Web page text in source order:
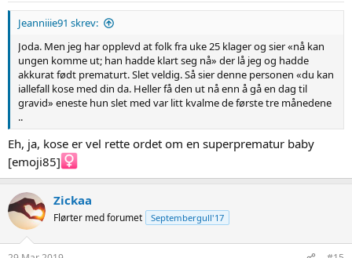
Jeanniiie91 skrev:
Joda. Men jeg har opplevd at folk fra uke 25 klager og sier «nå kan
ungen komme ut; han hadde klart seg nå» der lå jeg og hadde
akkurat født prematurt. Slet veldig. Så sier denne personen «du kan
iallefall kose med din da. Heller få den ut nå enn å gå en dag til
gravid» eneste hun slet med var litt kvalme de første tre månedene
..
Eh, ja, kose er vel rette ordet om en superprematur baby
[emoji85]‍
Zickaa
Flørter med forumet Septembergull'17